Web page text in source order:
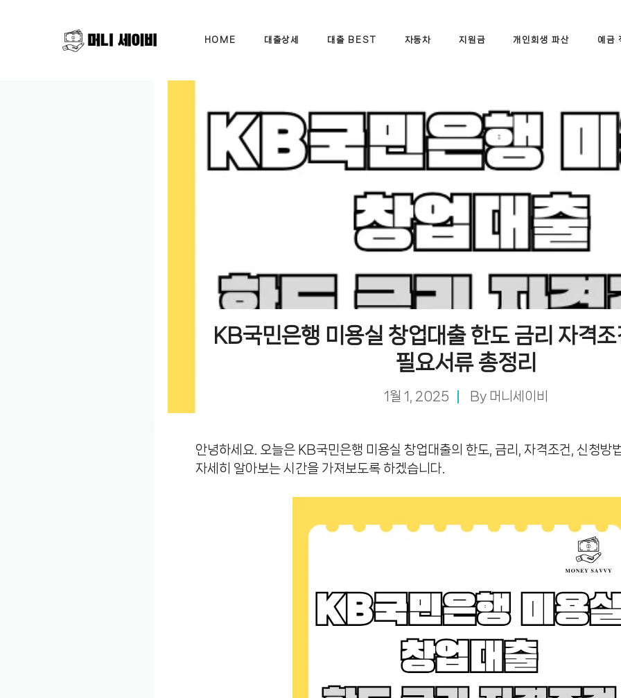
HOME 대출상세 대출 BEST 자동차 지원금 개인회생 파산 예금
KB국민은행 미용실 창업대출 한도 금리 자격
필요서류 총정리
1월 1, 2025 By 머니세이비
안녕하세요. 오늘은 KB국민은행 미용실 창업대출의 한도, 금리, 자격조건, 신청방
자세히 알아보는 시간을 가져보도록 하겠습니다.